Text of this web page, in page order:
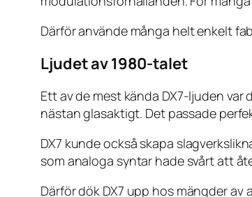
Därför använde många helt enkelt
Ljudet av 1980-talet
Ett av de mest kända DX7-ljuden
nästan glasaktigt. Det passade
DX7 kunde också skapa
som analoga syntar hade svårt att
Därför dök DX7 upp hos mängder